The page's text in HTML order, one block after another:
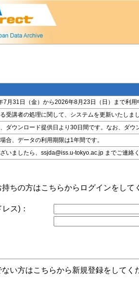
月31日（金）から2026年8月23日（日）まで利
受講者の処理に関して、システムを更新いたしま
ダウンロード提供日より30日間です。なお、ダ
合、データの利用期限は1年間です。
いましたら、ssjda@iss.u-tokyo.ac.jp までご連絡
ちの方はこちらからログインをして
ス)：
い方はこちらから新規登録をしてく